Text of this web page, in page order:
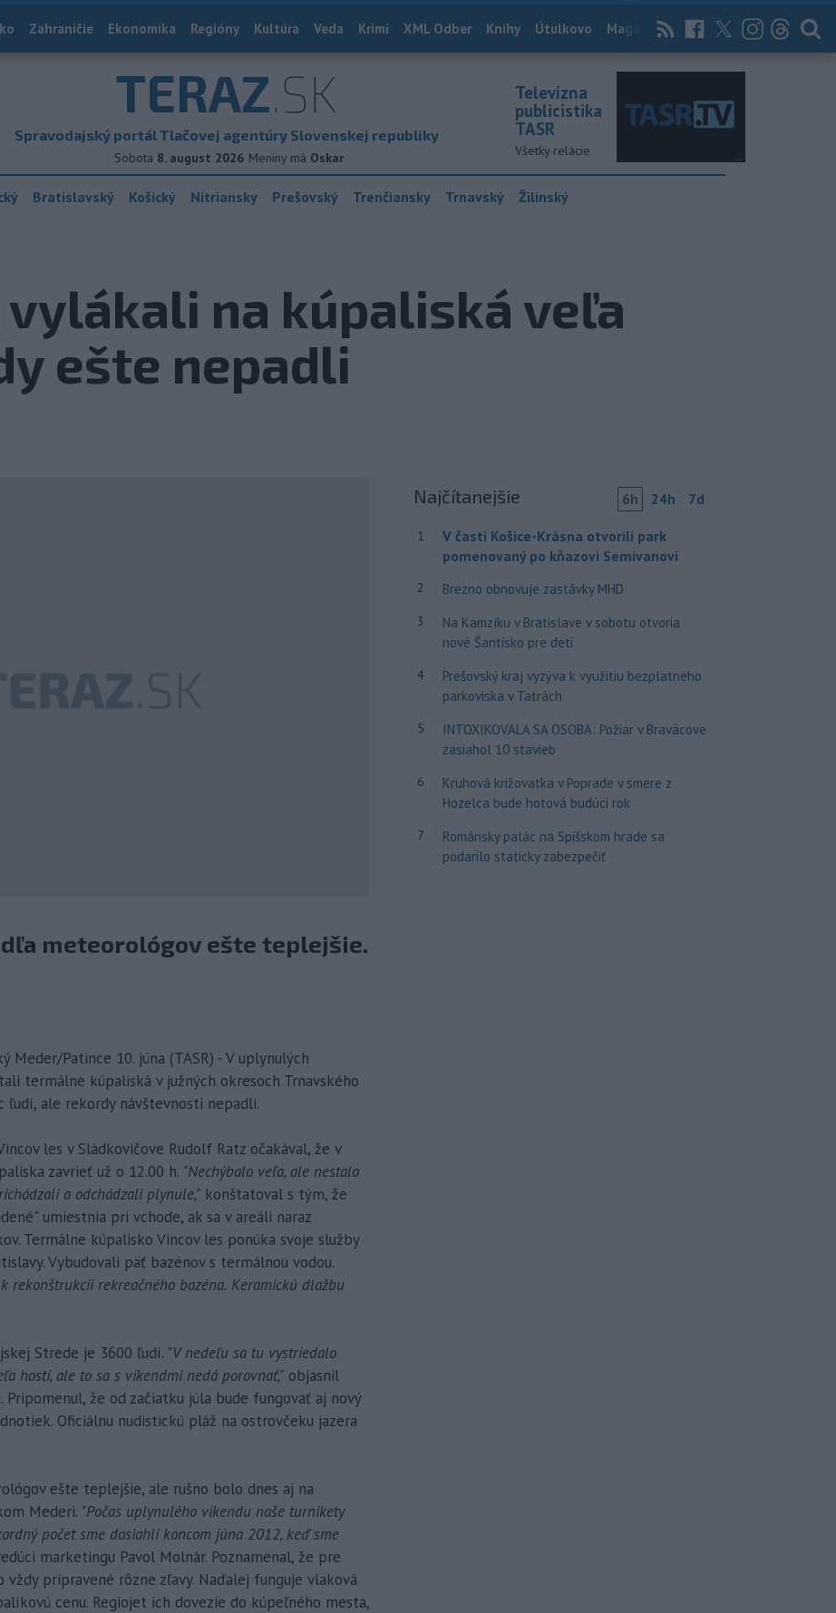
Zahraničie Ekonomika Regióny Kultúra Veda Krimi XML Odber Knihy Útulkovo Magazín News Now Archív
TERAZ.SK
Spravodajský portál Tlačovej agentúry Slovenskej republiky
Sobota 8. august 2026 Meniny má Oskar
Televízna
publicistika
TASR
Všetky relácie
Bratislavský Košický Nitriansky Prešovský Trenčiansky Trnavský Žilinský
vylákali na kúpaliská veľa
ešte nepadli
meteorológov ešte teplejšie.
Meder/Patince 10. júna (TASR) - V uplynulých
termálne kúpaliská v južných okresoch Trnavského
ale rekordy návštevnosti nepadli.
les v Sládkovičove Rudolf Ratz očakával, že v
zavrieť už o 12.00 h. "Nechýbalo veľa, ale nestalo
a odchádzali plynule," konštatoval s tým, že
umiestnia pri vchode, ak sa v areáli naraz
Termálne kúpalisko Vincov les ponúka svoje služby
Vybudovali päť bazénov s termálnou vodou.
rekonštrukcii rekreačného bazéna. Keramickú dlažbu
Strede je 3600 ľudí. "V nedeľu sa tu vystriedalo
hostí, ale to sa s víkendmi nedá porovnať," objasnil
Pripomenul, že od začiatku júla bude fungovať aj nový
Oficiálnu nudistickú pláž na ostrovčeku jazera
ešte teplejšie, ale rušno bolo dnes aj na
Mederi. "Počas uplynulého víkendu naše turnikety
počet sme dosiahli koncom júna 2012, keď sme
marketingu Pavol Molnár. Poznamenal, že pre
pripravené rôzne zľavy. Naďalej funguje vlaková
cenu. Regiojet ich dovezie do kúpeľného mesta,
Najčítanejšie 6h 24h 7d
1
V časti Košice-Krásna otvorili park
pomenovaný po kňazovi Semivanovi
2 Brezno obnovuje zastávky MHD
3
Na Kamzíku v Bratislave v sobotu otvoria
nové Šantisko pre deti
4
Prešovský kraj vyzýva k využitiu bezplatného
parkoviska v Tatrách
5
INTOXIKOVALA SA OSOBA: Požiar v Braväcove
zasiahol 10 stavieb
6
Kruhová križovatka v Poprade v smere z
Hozelca bude hotová budúci rok
7
Románsky palác na Spišskom hrade sa
podarilo staticky zabezpečiť